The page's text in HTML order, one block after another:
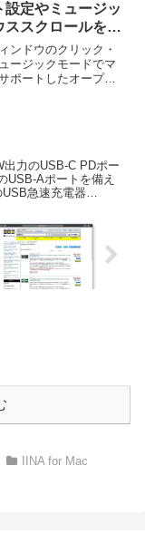
設定やミュージッ
ススクロールをサ
ンソースの動画
for Mac
ス。
ンドウのクリック・
ージックモードでマ
ポートしたオープン
力のUSB-C PDポー
USB-Aポートを備え
急速充電器
IINA for Mac